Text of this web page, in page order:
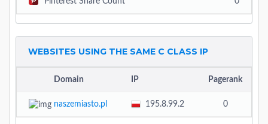
WEBSITES USING THE SAME C CLASS IP
Domain IP Pagerank
naszemiasto.pl 195.8.99.2 0